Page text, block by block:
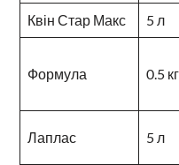
Квін Стар Макс 5 л
Формула 0.5 кг
Лаплас 5 л